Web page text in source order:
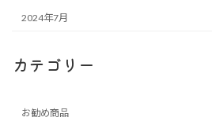
2024年7月
カテゴリー
お勧め商品